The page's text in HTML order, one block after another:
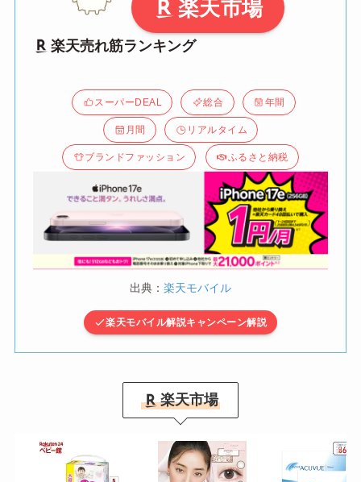
楽天市場
楽天売れ筋ランキング
スーパーDEAL 総合 年間
月間 リアルタイム
ブランドファッション ふるさと納税
出典： 楽天モバイル
楽天モバイル解説キャンペーン解説
楽天市場